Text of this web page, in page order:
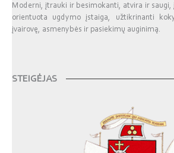
Moderni, įtrauki ir besimokanti, atvira ir saugi,
orientuota ugdymo įstaiga, užtikrinanti
įvairovę, asmenybės ir pasiekimų auginimą.
STEIGĖJAS